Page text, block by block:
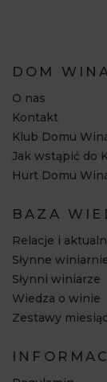
DOM
O nas
Kontakt
Klub Domu
Jak wstąpić do
Hurt Domu
BAZA
Relacje i
Słynne
Słynni winiarze
Wiedza o winie
Zestawy